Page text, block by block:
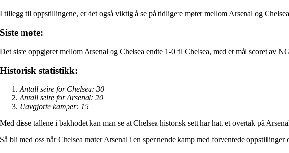
I tillegg til oppstillingene, er det også viktig å se på tidligere møter mellom Arsenal og
Siste møte:
Det siste oppgjøret mellom Arsenal og Chelsea endte 1-0 til Chelsea, med et mål scoret av
Historisk statistikk:
Antall seire for Chelsea: 30
Antall seire for Arsenal: 20
Uavgjorte kamper: 15
Med disse tallene i bakhodet kan man se at Chelsea historisk sett har hatt et overtak på
Så bli med oss når Chelsea møter Arsenal i en spennende kamp med forventede oppstillinger